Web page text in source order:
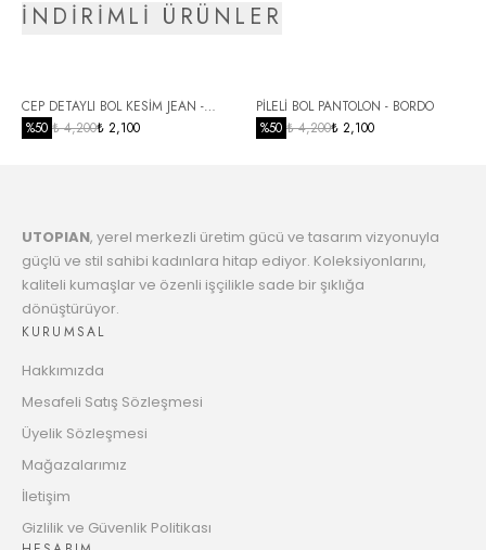
6
1764.50 TL
8
Taksit
1851.62 TL
Taksit
12
İNDİRİMLİ ÜRÜNLER
CEP DETAYLI BOL KESİM JEAN -
SİYAH
%50 ₺ 4,200₺ 2,100
PİLELİ BOL PANTOLON - BORDO
%50 ₺ 4,200₺ 2,100
UTOPIAN, yerel merkezli üretim gücü ve tasarım vizyonuyla
güçlü ve stil sahibi kadınlara hitap ediyor. Koleksiyonlarını,
kaliteli kumaşlar ve özenli işçilikle sade bir şıklığa
dönüştürüyor.
KURUMSAL
Hakkımızda
Mesafeli Satış Sözleşmesi
Üyelik Sözleşmesi
Mağazalarımız
İletişim
Gizlilik ve Güvenlik Politikası